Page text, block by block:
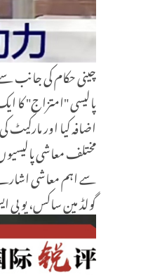
پالیسی "امتزاج" کا
اضافہ کیا اور
مختلف معاشی
سے اہم معاشی اشاریے
گولڈ مین ساکس، یو